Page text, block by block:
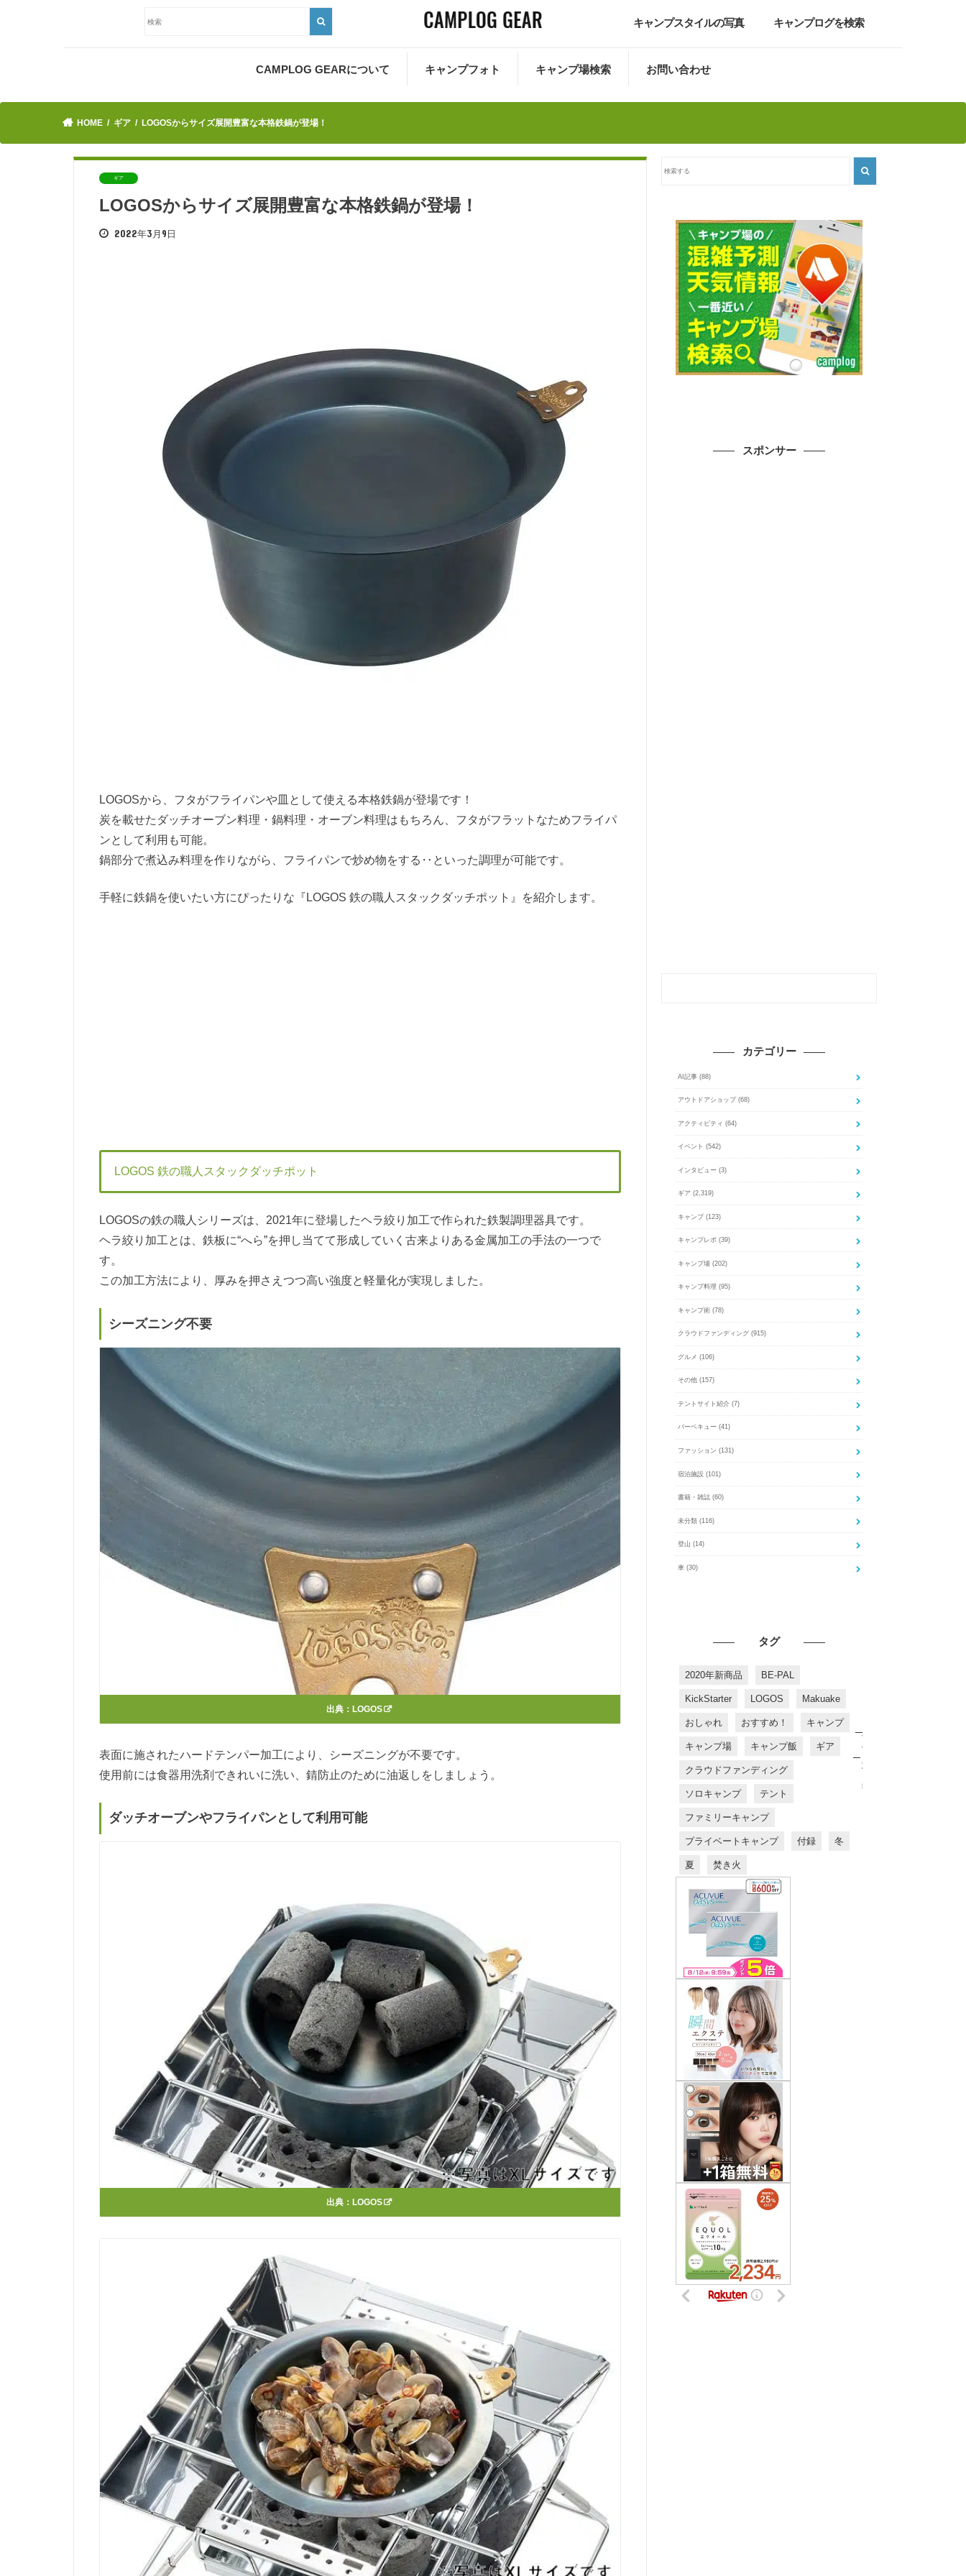
キャンプスタイルの写真 キャンプログを検索
CAMPLOG GEARについて キャンプフォト キャンプ場検索 お問い合わせ
HOME ギア LOGOSからサイズ展開豊富な本格鉄鍋が登場！
ギア
LOGOSからサイズ展開豊富な本格鉄鍋が登場！
2022年3月9日
LOGOSから、フタがフライパンや皿として使える本格鉄鍋が登場です！
炭を載せたダッチオーブン料理・鍋料理・オーブン料理はもちろん、フタがフラットなためフライパ
ンとして利用も可能。
鍋部分で煮込み料理を作りながら、フライパンで炒め物をする‥といった調理が可能です。
手軽に鉄鍋を使いたい方にぴったりな『LOGOS 鉄の職人スタックダッチポット』を紹介します。
LOGOS 鉄の職人スタックダッチポット
LOGOSの鉄の職人シリーズは、2021年に登場したヘラ絞り加工で作られた鉄製調理器具です。
ヘラ絞り加工とは、鉄板に“へら”を押し当てて形成していく古来よりある金属加工の手法の一つで
す。
この加工方法により、厚みを押さえつつ高い強度と軽量化が実現しました。
シーズニング不要
出典：LOGOS
表面に施されたハードテンパー加工により、シーズニングが不要です。
使用前には食器用洗剤できれいに洗い、錆防止のために油返しをしましょう。
ダッチオーブンやフライパンとして利用可能
出典： LOGOS
スポンサー
カテゴリー
AI記事 (88)
アウトドアショップ (68)
アクティビティ (64)
イベント (542)
インタビュー (3)
ギア (2,319)
キャンプ (123)
キャンプレポ (39)
キャンプ場 (202)
キャンプ料理 (95)
キャンプ術 (78)
クラウドファンディング (915)
グルメ (106)
その他 (157)
テントサイト紹介 (7)
バーベキュー (41)
ファッション (131)
宿泊施設 (101)
書籍・雑誌 (60)
未分類 (116)
登山 (14)
車 (30)
タグ
2020年新商品 BE-PAL
KickStarter LOGOS Makuake
おしゃれ おすすめ！ キャンプ
キャンプ場 キャンプ飯 ギア
クラウドファンディング
ソロキャンプ テント
ファミリーキャンプ
プライベートキャンプ 付録 冬
夏 焚き火
す
す
め
商
品